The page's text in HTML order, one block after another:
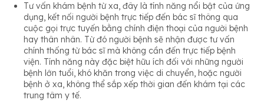
Tư vấn khám bệnh từ xa, đây là tính năng nổi bật của ứng
dụng, kết nối người bệnh trực tiếp đến bác sĩ thông qua
cuộc gọi trực tuyến bằng chính điện thoại của người bệnh
hay thân nhân. Từ đó người bệnh sẽ nhận được tư vấn
chính thống từ bác sĩ mà không cần đến trực tiếp bệnh
viện. Tính năng này đặc biệt hữu ích đối với những người
bệnh lớn tuổi, khó khăn trong việc di chuyển, hoặc người
bệnh ở xa, không thể sắp xếp thời gian đến khám tại các
trung tâm y tế.